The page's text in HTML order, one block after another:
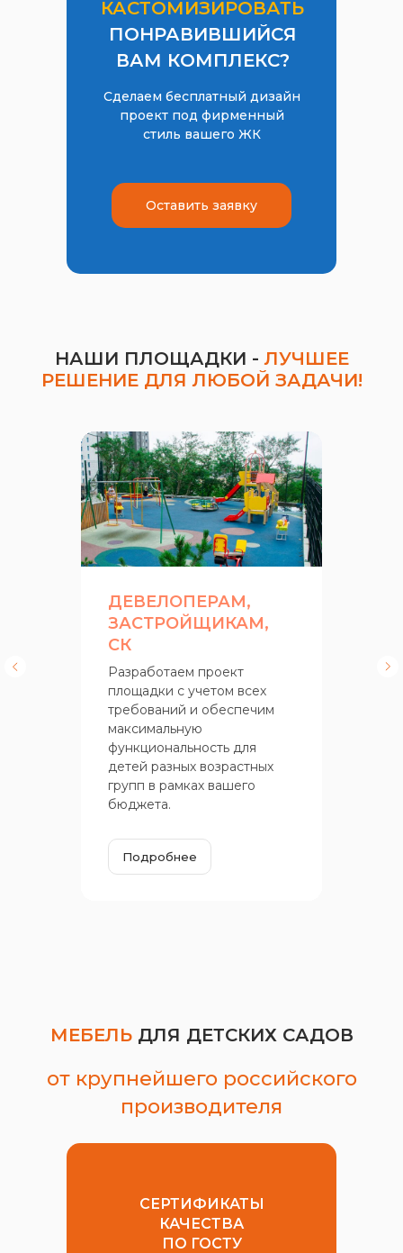
КАСТОМИЗИРОВАТЬ
ПОНРАВИВШИЙСЯ
ВАМ КОМПЛЕКС?
Оставить заявку
Сделаем бесплатный дизайн
проект под фирменный
стиль вашего ЖК
НАШИ ПЛОЩАДКИ -ЛУЧШЕЕ
РЕШЕНИЕ ДЛЯ ЛЮБОЙ ЗАДАЧИ!
ДЕВЕЛОПЕРАМ,
ЗАСТРОЙЩИКАМ,
СК
Разработаем проект
площадки с учетом всех
требований и обеспечим
максимальную
функциональность для
детей разных возрастных
групп в рамках вашего
бюджета.
Подробнее
МЕБЕЛЬДЛЯ ДЕТСКИХ САДОВ
от крупнейшего российского
производителя
СЕРТИФИКАТЫ
КАЧЕСТВА
ПО ГОСТУ